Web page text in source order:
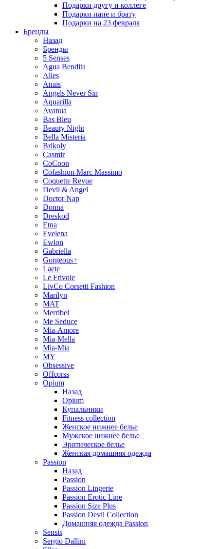
Подарки другу и коллеге
Подарки папе и брату
Подарки на 23 февраля
Бренды
Назад
Бренды
5 Senses
Agua Bendita
Alles
Anais
Angels Never Sin
Aquarilla
Avanua
Bas Bleu
Beauty Night
Bella Misteria
Brikoly
Casmir
CoCoon
Cofashion Marc Massimo
Coquette Revue
Devil & Angel
Doctor Nap
Donna
Dreskod
Etna
Evelena
Ewlon
Gabriella
Gorgeous+
Laete
Le Frivole
LivCo Corsetti Fashion
Marilyn
MAT
Merribel
Me Seduce
Mia-Amore
Mia-Mella
Mia-Mia
MY
Obsessive
Offcorss
Opium
Назад
Opium
Купальники
Fitness collection
Женское нижнее белье
Мужское нижнее белье
Эротическое белье
Женская домашняя одежда
Passion
Назад
Passion
Passion Lingerie
Passion Erotic Line
Passion Size Plus
Passion Devil Collection
Домашняя одежда Passion
Sensis
Sergio Dallini